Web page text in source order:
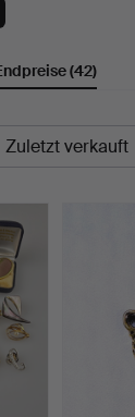
(42)